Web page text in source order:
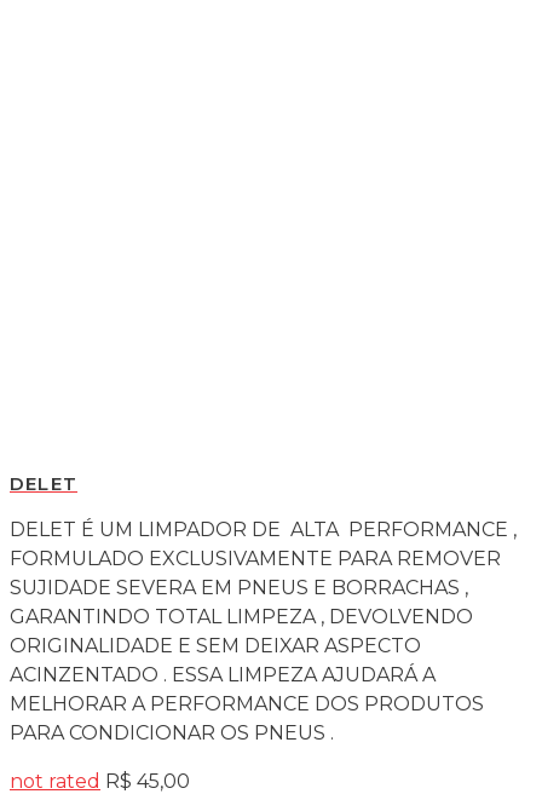
DELET
DELET É UM LIMPADOR DE ALTA PERFORMANCE ,
FORMULADO EXCLUSIVAMENTE PARA REMOVER
SUJIDADE SEVERA EM PNEUS E BORRACHAS ,
GARANTINDO TOTAL LIMPEZA , DEVOLVENDO
ORIGINALIDADE E SEM DEIXAR ASPECTO
ACINZENTADO . ESSA LIMPEZA AJUDARÁ A
MELHORAR A PERFORMANCE DOS PRODUTOS
PARA CONDICIONAR OS PNEUS .
not rated R$ 45,00